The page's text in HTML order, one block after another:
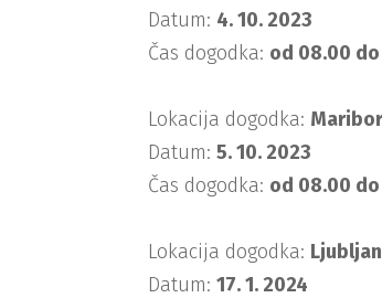
Datum: 4. 10. 2023
Čas dogodka: od 08.00 do
Lokacija dogodka:
Datum:5. 10. 2023
Čas dogodka: od 08.00 do
Lokacija dogodka:
Datum:17. 1. 2024